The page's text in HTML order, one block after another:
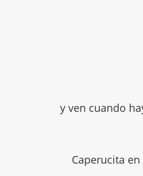
y ven cuando
Caperucita